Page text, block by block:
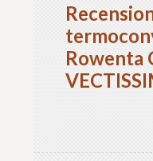
Rowenta